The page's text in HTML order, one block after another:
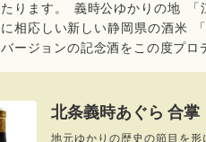
たります 。 義時公ゆかりの地 「
に相応しい新しい静岡県の酒米
バージョンの記念酒をこの度プロ
北条義時あぐら 合
地元ゆかりの歴史の節目を